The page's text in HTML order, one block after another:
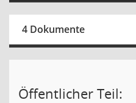
4 Dokumente
Öffentlicher Teil: